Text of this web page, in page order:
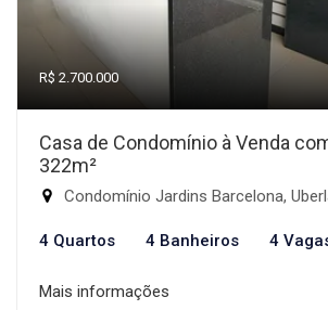
R$ 2.700.000
Casa de Condomínio à Venda
322m²
Condomínio Jardins Barcelona,
4 Quartos 4 Banheiros 4
Mais informações